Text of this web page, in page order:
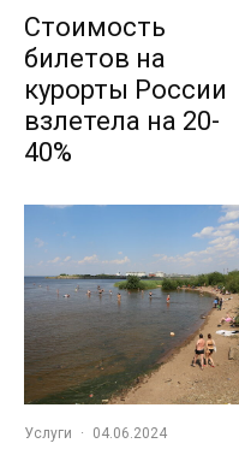
Стоимость
билетов на
курорты России
взлетела на 20-
40%
Услуги · 04.06.2024